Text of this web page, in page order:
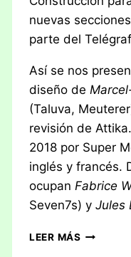
nuevas
parte del
Así se nos
diseño de
(Taluva,
revisión de
2018 por Super
inglés y francés.
ocupanFabrice
Seven7s) yJules
LEER MÁS RESEÑA: